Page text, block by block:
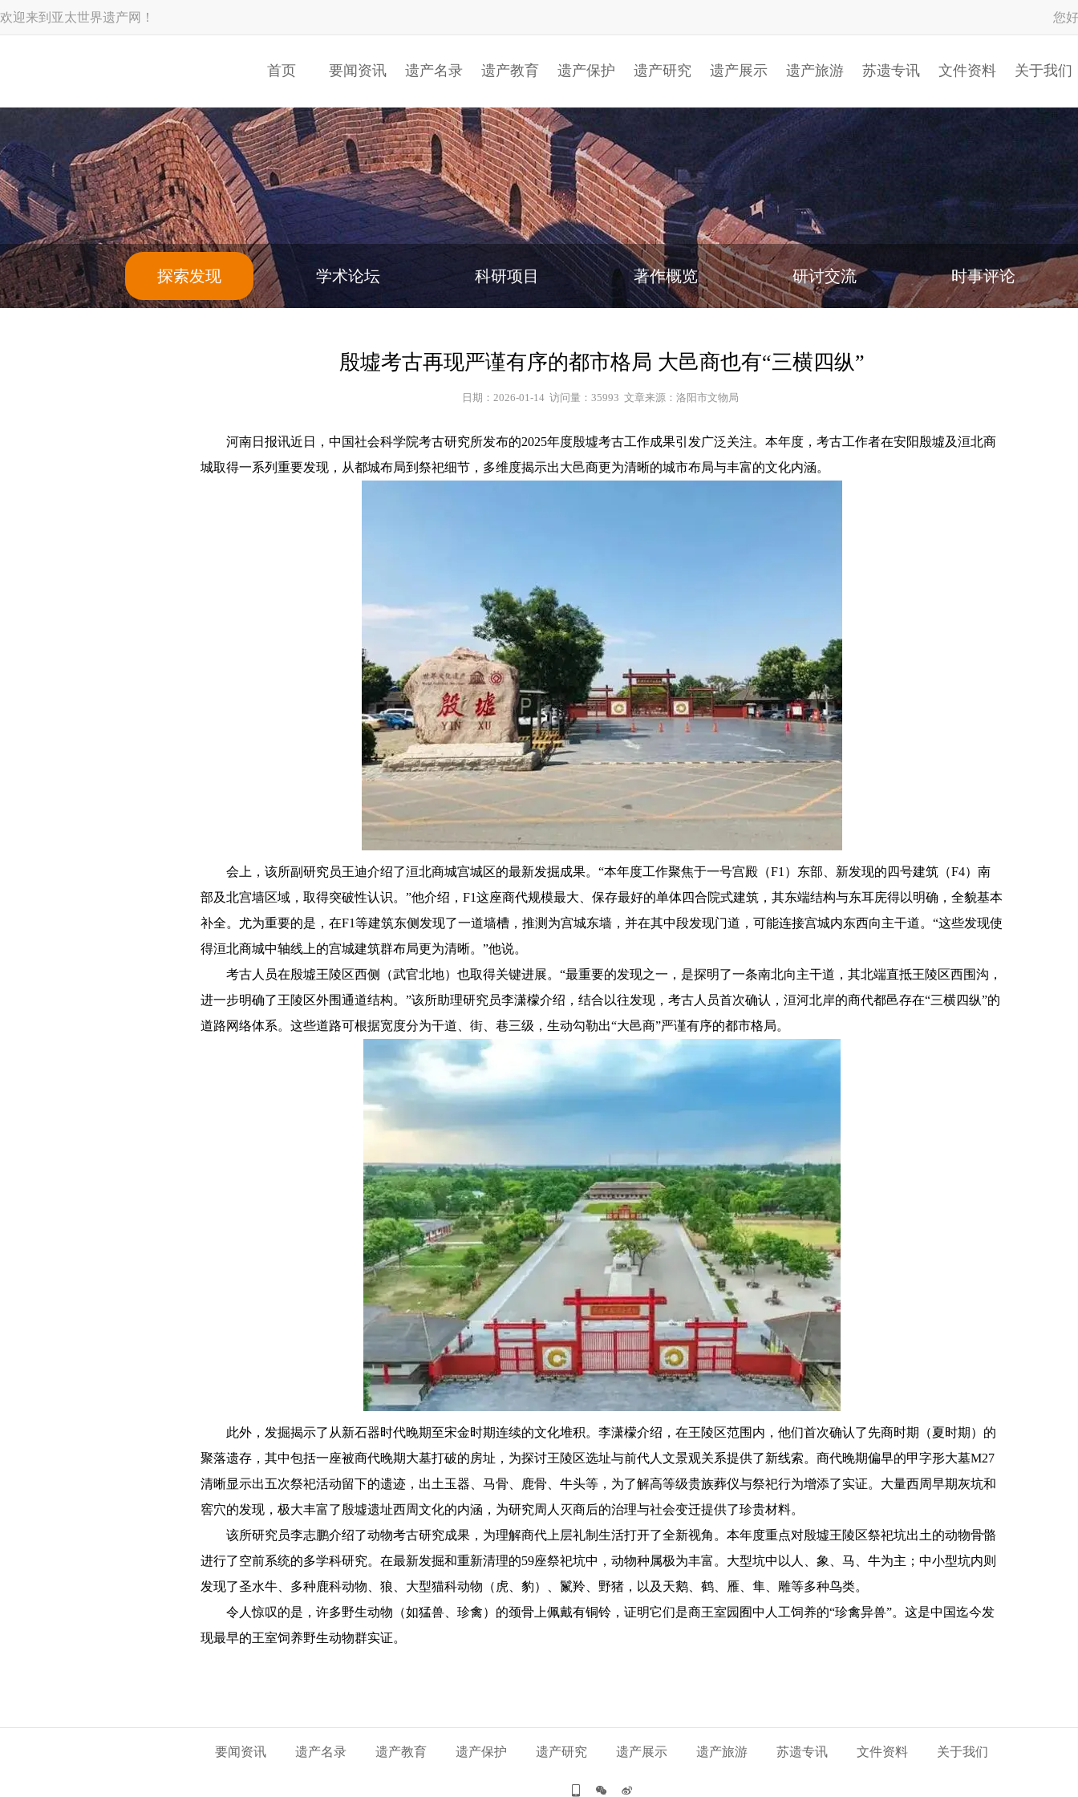
欢迎来到亚太世界遗产网！ 您
首页 要闻资讯 遗产名录 遗产教育 遗产保护 遗产研究 遗产展示 遗产旅游 苏遗专讯 文件资料 关于我们
探索发现 学术论坛 科研项目 著作概览 研讨交流 时事评论
殷墟考古再现严谨有序的都市格局 大邑商也有“三横四纵”
日期：2026-01-14  访问量：35993  文章来源：洛阳市文物局
河南日报讯近日，中国社会科学院考古研究所发布的2025年度殷墟考古工作成果引发广泛关注。本年度，考古工作者在安阳殷墟及洹北商
城取得一系列重要发现，从都城布局到祭祀细节，多维度揭示出大邑商更为清晰的城市布局与丰富的文化内涵。
会上，该所副研究员王迪介绍了洹北商城宫城区的最新发掘成果。“本年度工作聚焦于一号宫殿（F1）东部、新发现的四号建筑（F4）南
部及北宫墙区域，取得突破性认识。”他介绍，F1这座商代规模最大、保存最好的单体四合院式建筑，其东端结构与东耳庑得以明确，全貌基本
补全。尤为重要的是，在F1等建筑东侧发现了一道墙槽，推测为宫城东墙，并在其中段发现门道，可能连接宫城内东西向主干道。“这些发现使
得洹北商城中轴线上的宫城建筑群布局更为清晰。”他说。
考古人员在殷墟王陵区西侧（武官北地）也取得关键进展。“最重要的发现之一，是探明了一条南北向主干道，其北端直抵王陵区西围沟，
进一步明确了王陵区外围通道结构。”该所助理研究员李潇檬介绍，结合以往发现，考古人员首次确认，洹河北岸的商代都邑存在“三横四纵”的
道路网络体系。这些道路可根据宽度分为干道、街、巷三级，生动勾勒出“大邑商”严谨有序的都市格局。
此外，发掘揭示了从新石器时代晚期至宋金时期连续的文化堆积。李潇檬介绍，在王陵区范围内，他们首次确认了先商时期（夏时期）的
聚落遗存，其中包括一座被商代晚期大墓打破的房址，为探讨王陵区选址与前代人文景观关系提供了新线索。商代晚期偏早的甲字形大墓M27
清晰显示出五次祭祀活动留下的遗迹，出土玉器、马骨、鹿骨、牛头等，为了解高等级贵族葬仪与祭祀行为增添了实证。大量西周早期灰坑和
窖穴的发现，极大丰富了殷墟遗址西周文化的内涵，为研究周人灭商后的治理与社会变迁提供了珍贵材料。
该所研究员李志鹏介绍了动物考古研究成果，为理解商代上层礼制生活打开了全新视角。本年度重点对殷墟王陵区祭祀坑出土的动物骨骼
进行了空前系统的多学科研究。在最新发掘和重新清理的59座祭祀坑中，动物种属极为丰富。大型坑中以人、象、马、牛为主；中小型坑内则
发现了圣水牛、多种鹿科动物、狼、大型猫科动物（虎、豹）、鬣羚、野猪，以及天鹅、鹤、雁、隼、雕等多种鸟类。
令人惊叹的是，许多野生动物（如猛兽、珍禽）的颈骨上佩戴有铜铃，证明它们是商王室园囿中人工饲养的“珍禽异兽”。这是中国迄今发
现最早的王室饲养野生动物群实证。
要闻资讯 遗产名录 遗产教育 遗产保护 遗产研究 遗产展示 遗产旅游 苏遗专讯 文件资料 关于我们
 